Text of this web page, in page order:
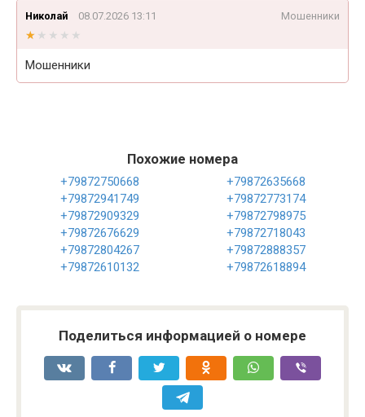
Николай 08.07.2026 13:11 Мошенники
★★★★★
★★★★★
Мошенники
Похожие номера
+79872750668
+79872635668
+79872941749
+79872773174
+79872909329
+79872798975
+79872676629
+79872718043
+79872804267
+79872888357
+79872610132
+79872618894
Поделиться информацией о номере